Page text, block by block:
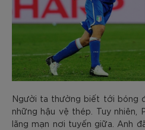
Người ta thường biết tới bóng
những hậu vệ thép. Tuy nhiên,
lãng mạn nơi tuyến giữa. Anh